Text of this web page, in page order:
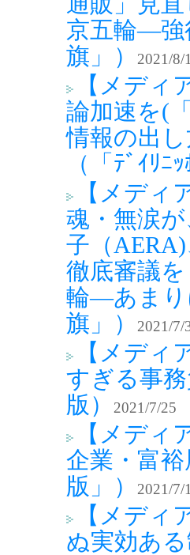
京五輪―強
旗」）
2021/8/
【メディ
論加速を(
情報の出
（「ﾃﾞｲﾘﾆ
【メディ
魂・無涙
子（
徹底審議
輪―あまり
旗」）
2021/7/
【メデ
すぎる事
版）
2021/7/25
【メデ
企業・富
版」）
2021/7/
【メデ
ぬ実効あ